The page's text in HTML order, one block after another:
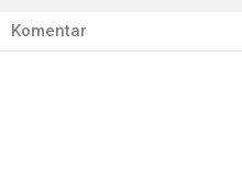
Komentar